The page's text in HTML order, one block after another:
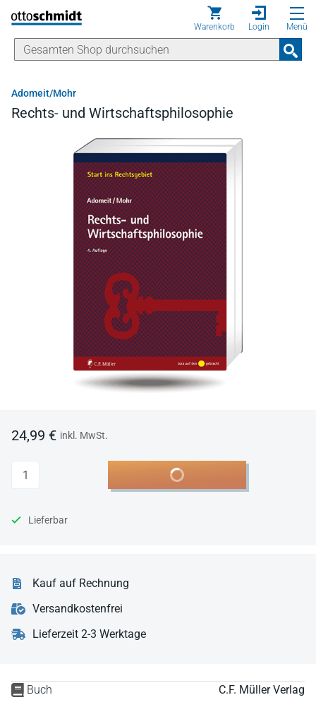
Direkt zum Inhalt
Warenkorb Login Menü
Adomeit/Mohr
Rechts- und Wirtschaftsphilosophie
Buch C.F. Müller Verlag
24,99 € inkl. MwSt.
Anzahl In den Warenkorb
Lieferbar
Kauf auf Rechnung
Versandkostenfrei
Lieferzeit 2-3 Werktage